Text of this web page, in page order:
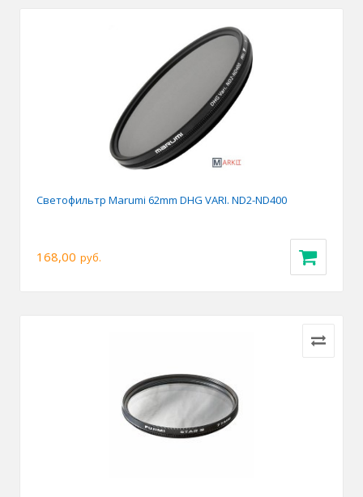
Светофильтр Marumi 62mm DHG VARI. ND2-ND400
168,00 руб.